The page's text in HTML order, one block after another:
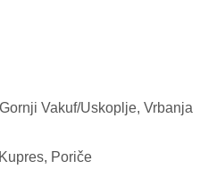
Vakuf/Uskoplje, Vrbanja
Poriče